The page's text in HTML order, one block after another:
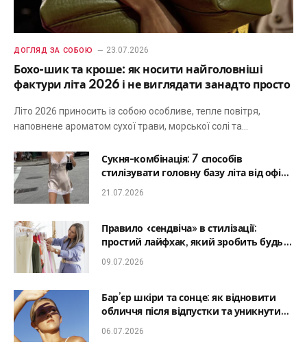
ДОГЛЯД ЗА СОБОЮ 23.07.2026
Бохо-шик та кроше: як носити найголовніші
фактури літа 2026 і не виглядати занадто просто
Літо 2026 приносить із собою особливе, тепле повітря,
наповнене ароматом сухої трави, морської солі та…
Сукня-комбінація: 7 способів
стилізувати головну базу літа від офісу
до романтичної вечері
21.07.2026
Правило «сендвіча» в стилізації:
простий лайфхак, який зробить будь-
який образ гармонійним
09.07.2026
Бар’єр шкіри та сонце: як відновити
обличчя після відпустки та уникнути
фотостаріння
06.07.2026